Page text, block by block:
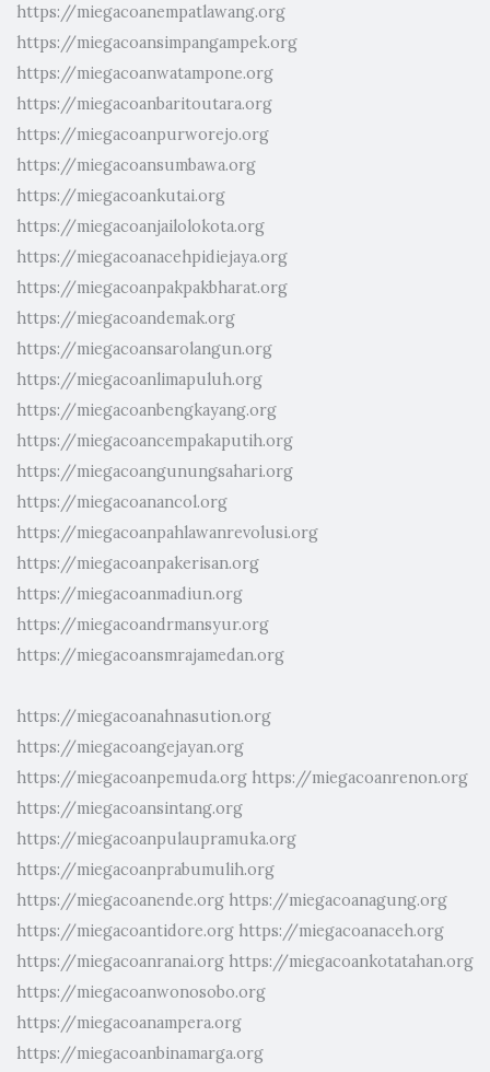
https://miegacoanempatlawang.org
https://miegacoansimpangampek.org
https://miegacoanwatampone.org
https://miegacoanbaritoutara.org
https://miegacoanpurworejo.org
https://miegacoansumbawa.org
https://miegacoankutai.org
https://miegacoanjailolokota.org
https://miegacoanacehpidiejaya.org
https://miegacoanpakpakbharat.org
https://miegacoandemak.org
https://miegacoansarolangun.org
https://miegacoanlimapuluh.org
https://miegacoanbengkayang.org
https://miegacoancempakaputih.org
https://miegacoangunungsahari.org
https://miegacoanancol.org
https://miegacoanpahlawanrevolusi.org
https://miegacoanpakerisan.org
https://miegacoanmadiun.org
https://miegacoandrmansyur.org
https://miegacoansmrajamedan.org
https://miegacoanahnasution.org
https://miegacoangejayan.org
https://miegacoanpemuda.org https://miegacoanrenon.org
https://miegacoansintang.org
https://miegacoanpulaupramuka.org
https://miegacoanprabumulih.org
https://miegacoanende.org https://miegacoanagung.org
https://miegacoantidore.org https://miegacoanaceh.org
https://miegacoanranai.org https://miegacoankotatahan.org
https://miegacoanwonosobo.org
https://miegacoanampera.org
https://miegacoanbinamarga.org